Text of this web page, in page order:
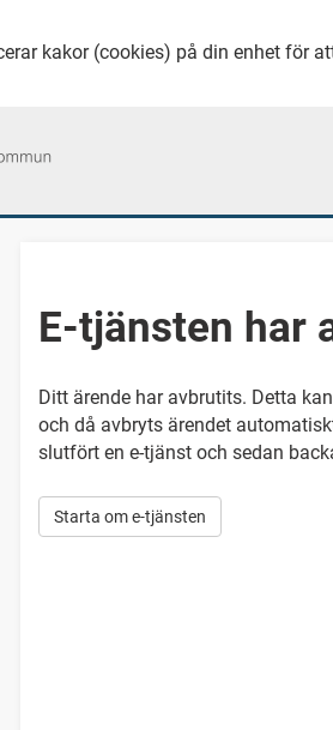
kakor (cookies) på din enhet för
E-tjänsten har
Ditt ärende har avbrutits. Detta
och då avbryts ärendet
slutfört en e-tjänst och sedan